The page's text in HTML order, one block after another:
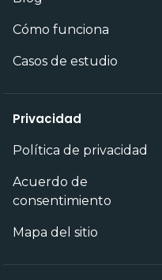
Cómo funciona
Casos de estudio
Privacidad
Política de privacidad
Acuerdo de
consentimiento
Mapa del sitio